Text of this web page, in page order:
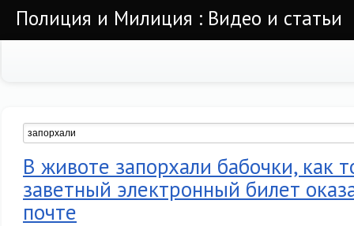
Полиция и Милиция : Видео и статьи
В животе запорхали бабочки, как
заветный электронный билет
почте